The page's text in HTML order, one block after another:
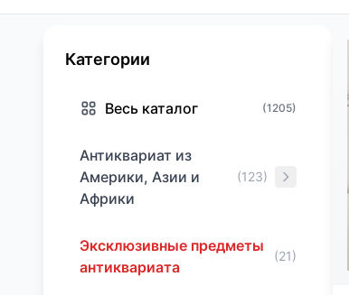
Категории
Весь каталог (1205)
Антиквариат из
Америки, Азии и
Африки
(123)
Эксклюзивные предметы
антиквариата
(21)